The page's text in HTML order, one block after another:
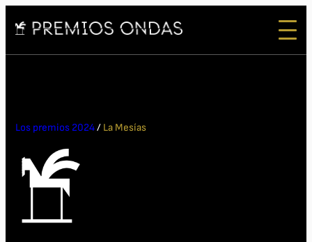
Los premios 2024/ La Mesías